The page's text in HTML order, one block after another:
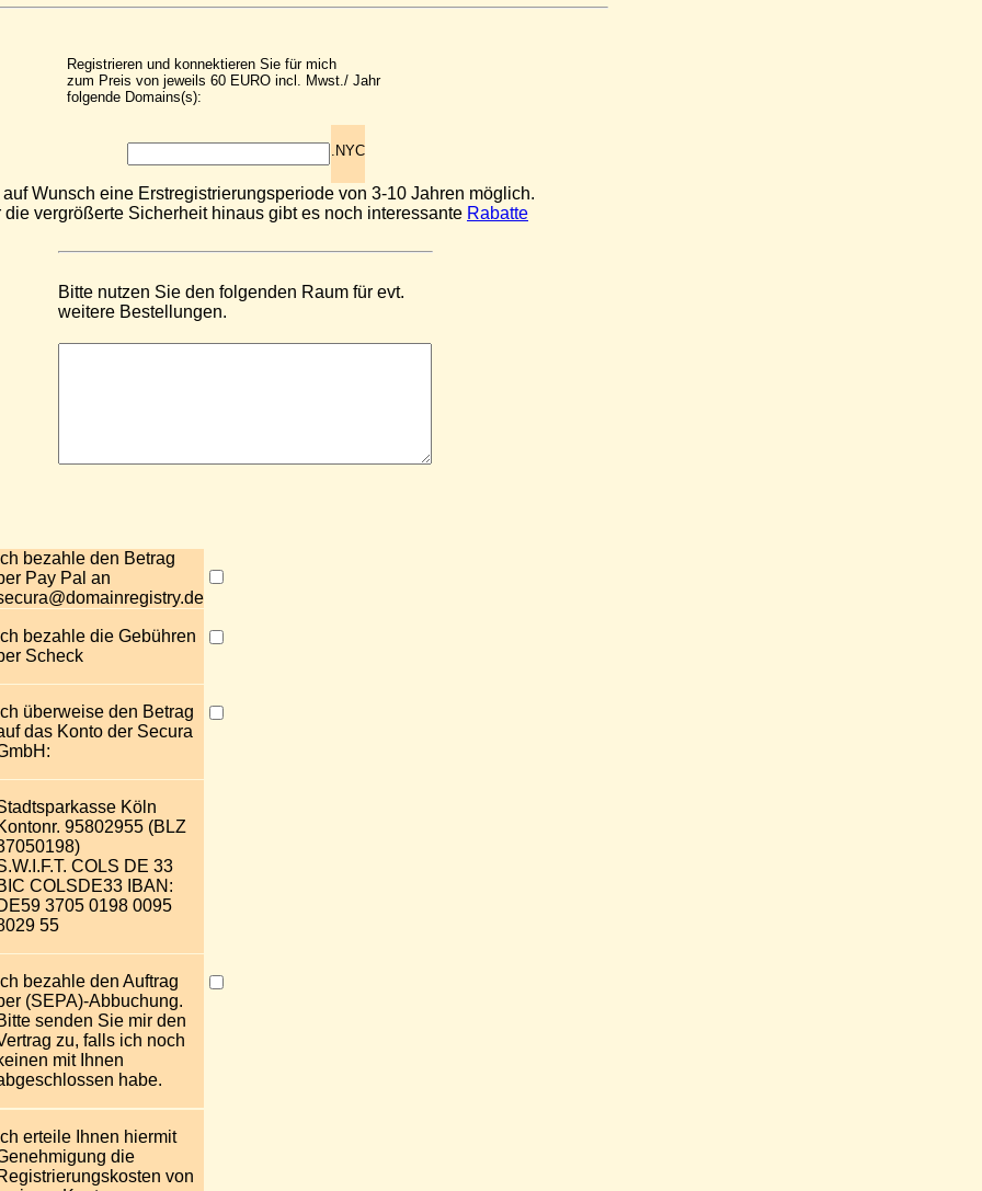
Registrieren und konnektieren Sie für mich
zum Preis von jeweils 60 EURO incl. Mwst./ Jahr
folgende Domains(s):
.NYC
auf Wunsch eine Erstregistrierungsperiode von 3-10 Jahren möglich.
die vergrößerte Sicherheit hinaus gibt es noch interessante Rabatte
Bitte nutzen Sie den folgenden Raum für evt.
weitere Bestellungen.
Ich bezahle den Betrag
Pay Pal an
Ich bezahle die Gebühren
Scheck
Ich überweise den Betrag
das Konto der Secura
Köln
95802955 (BLZ
COLS DE 33
COLSDE33 IBAN:
3705 0198 0095
55
Ich bezahle den Auftrag
(SEPA)-Abbuchung.
senden Sie mir den
zu, falls ich noch
mit Ihnen
habe.
Ich erteile Ihnen hiermit
die
von